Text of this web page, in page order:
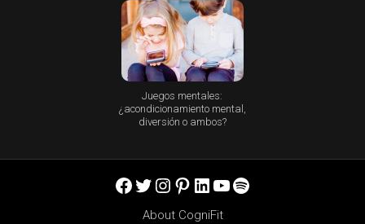
Juegos mentales:
¿acondicionamiento mental,
diversión o ambos?
Facebook
Twitter
Instagram
Pinterest
LinkedIn
YouTube
Spotify
About CogniFit